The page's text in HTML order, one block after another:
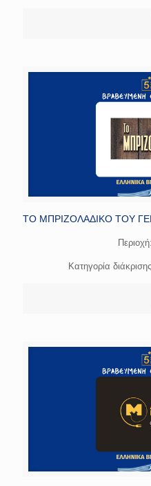
ΤΟ ΜΠΡΙΖΟΛΑΔΙΚΟ ΤΟΥ
Περιοχή:
Κατηγορία